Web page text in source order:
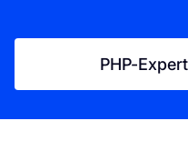
PHP-